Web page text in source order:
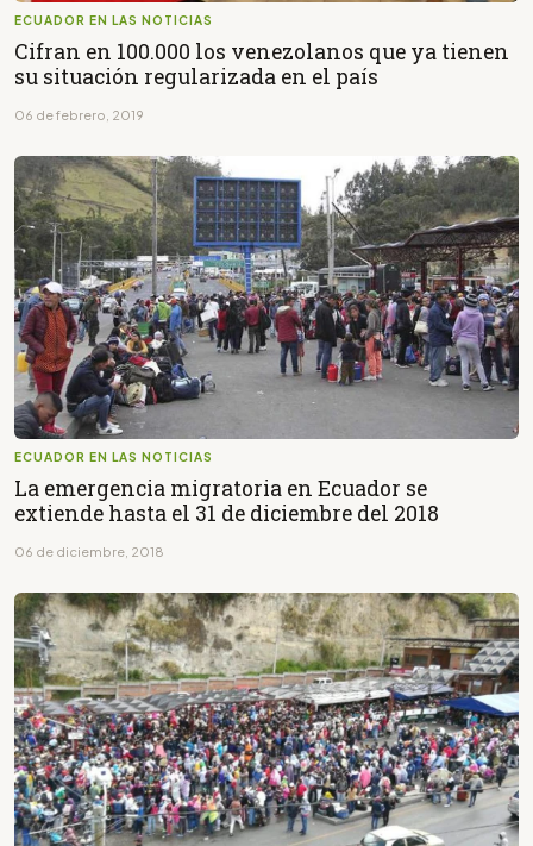
ECUADOR EN LAS NOTICIAS
Cifran en 100.000 los venezolanos que ya tienen
su situación regularizada en el país
06 de febrero, 2019
ECUADOR EN LAS NOTICIAS
La emergencia migratoria en Ecuador se
extiende hasta el 31 de diciembre del 2018
06 de diciembre, 2018